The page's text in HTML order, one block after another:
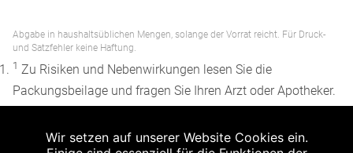
Abgabe in haushaltsüblichen Mengen, solange der Vorrat reicht. Für Druck-
und Satzfehler keine Haftung.
1 Zu Risiken und Nebenwirkungen lesen Sie die
Packungsbeilage und fragen Sie Ihren Arzt oder Apotheker.
Apothekenerstattungspreis (AEP). Der AEP ist keine
Wir setzen auf unserer Website Cookies ein.